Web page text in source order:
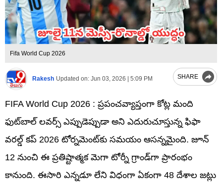
Fifa World Cup 2026
Rakesh Updated on: Jun 03, 2026 | 5:09 PM SHARE
FIFA World Cup 2026 : ప్రపంచవ్యాప్తంగా కోట్ల మంది
ఫుట్‌బాల్ లవర్స్ ఎప్పుడెప్పుడా అని ఎదురుచూస్తున్న ఫిఫా
వరల్డ్ కప్ 2026 టోర్నమెంట్‌కు సమయం ఆసన్నమైంది. జూన్
12 నుంచి ఈ ప్రతిష్టాత్మక మెగా టోర్నీ గ్రాండ్‌గా ప్రారంభం
కానుంది. ఈసారి ఎన్నడూ లేని విధంగా ఏకంగా 48 దేశాల జట్లు